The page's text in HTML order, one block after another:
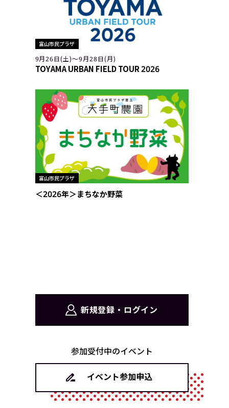
富山市民プラザ
9月26日(土)〜9月28日(月)
TOYAMA URBAN FIELD TOUR 2026
富山市民プラザ
＜2026年＞まちなか野菜
新規登録・ログイン
参加受付中のイベント
イベント参加申込